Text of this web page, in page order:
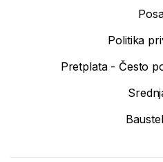
Politika
Pretplata - Često